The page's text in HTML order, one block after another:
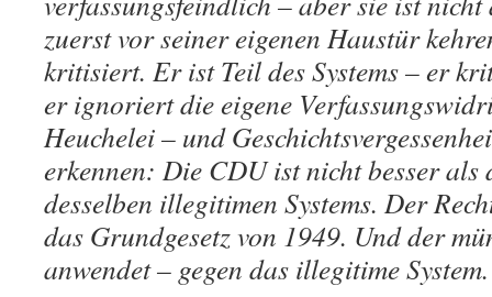
zuerst vor seiner eigenen Haustür
kritisiert. Er ist Teil des Systems – er
er ignoriert die eigene
Heuchelei – und
erkennen: Die CDU ist nicht besser als
desselben illegitimen Systems. Der
das Grundgesetz von 1949. Und der
anwendet – gegen das illegitime